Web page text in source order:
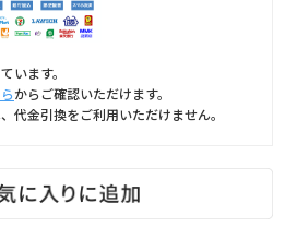
います。
からご確認いただけます。
代金引換をご利用いただけません。